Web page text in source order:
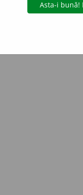
Copyright © 2004-
de pe acest site,
prealabil scris, cu